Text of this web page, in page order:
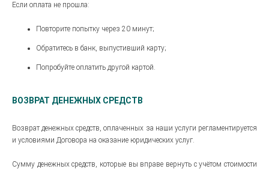
Если оплата не прошла:
Повторите попытку через 20 минут;
Обратитесь в банк, выпустивший карту;
Попробуйте оплатить другой картой.
ВОЗВРАТ ДЕНЕЖНЫХ СРЕДСТВ
Возврат денежных средств, оплаченных за наши услуги регламентируется
и условиями Договора на оказание юридических услуг.
Сумму денежных средств, которые вы вправе вернуть с учётом стоимости